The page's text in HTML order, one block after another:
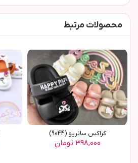
محصولات مرتبط
کراکس سانریو (9044)
۳۹۸,۰۰۰ تومان